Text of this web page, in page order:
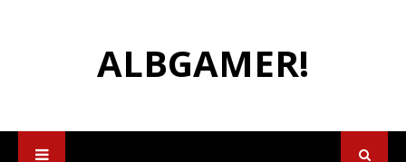
ALBGAMER!